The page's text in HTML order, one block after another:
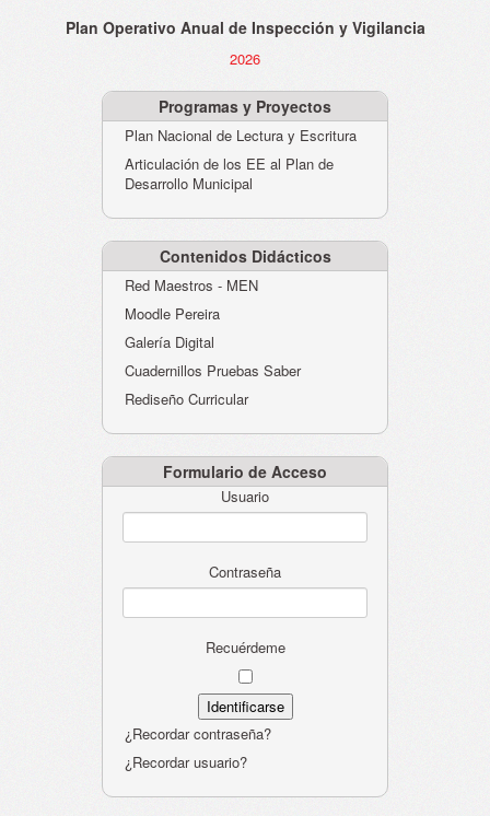
Plan Operativo Anual de Inspección y Vigilancia
2026
Programas y Proyectos
Plan Nacional de Lectura y Escritura
Articulación de los EE al Plan de
Desarrollo Municipal
Contenidos Didácticos
Red Maestros - MEN
Moodle Pereira
Galería Digital
Cuadernillos Pruebas Saber
Rediseño Curricular
Formulario de Acceso
Usuario
Contraseña
Recuérdeme
¿Recordar contraseña?
¿Recordar usuario?